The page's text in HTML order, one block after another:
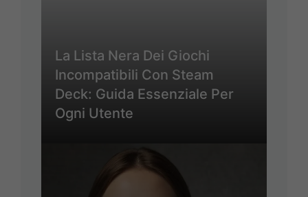
La Lista Nera Dei Giochi
Incompatibili Con Steam
Deck: Guida Essenziale Per
Ogni Utente